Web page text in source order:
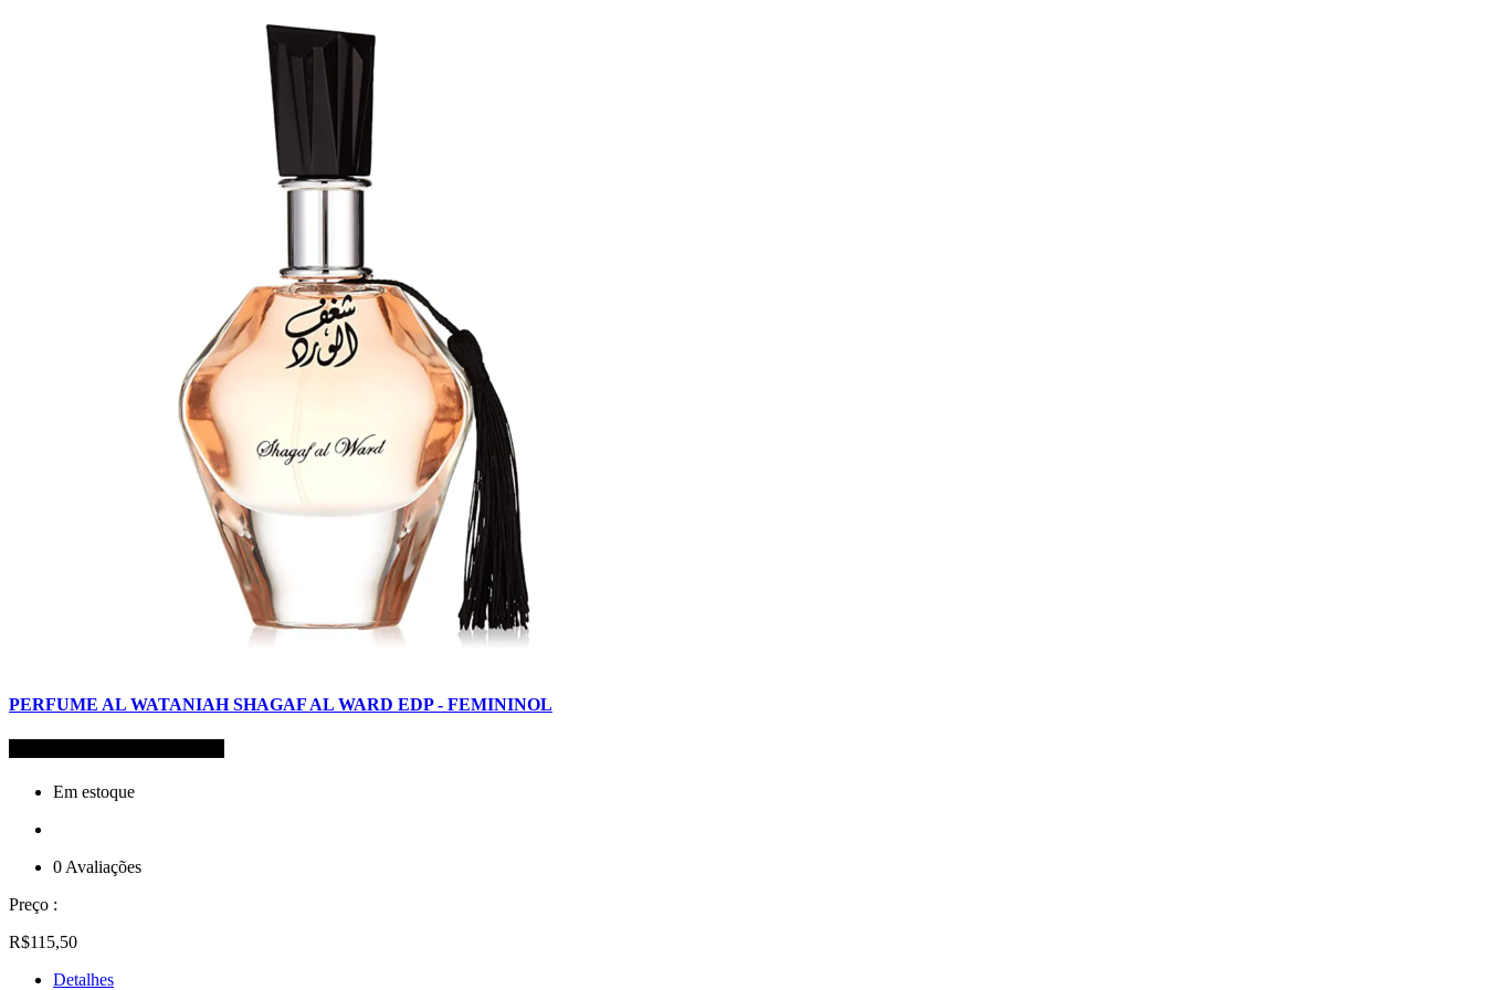
PERFUME AL WATANIAH SHAGAF AL WARD EDP - FEMININOL
Em estoque
0 Avaliações
Preço :
R$115,50
Detalhes